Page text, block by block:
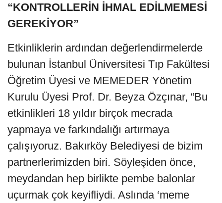
“KONTROLLERİN İHMAL EDİLMEMESİ
GEREKİYOR”
Etkinliklerin ardından değerlendirmelerde
bulunan İstanbul Üniversitesi Tıp Fakültesi
Öğretim Üyesi ve MEMEDER Yönetim
Kurulu Üyesi Prof. Dr. Beyza Özçınar, “Bu
etkinlikleri 18 yıldır birçok mecrada
yapmaya ve farkındalığı artırmaya
çalışıyoruz. Bakırköy Belediyesi de bizim
partnerlerimizden biri. Söyleşiden önce,
meydandan hep birlikte pembe balonlar
uçurmak çok keyifliydi. Aslında ‘meme